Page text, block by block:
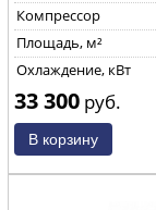
Компрессор
Площадь, м²
Охлаждение, кВт
33 300 руб.